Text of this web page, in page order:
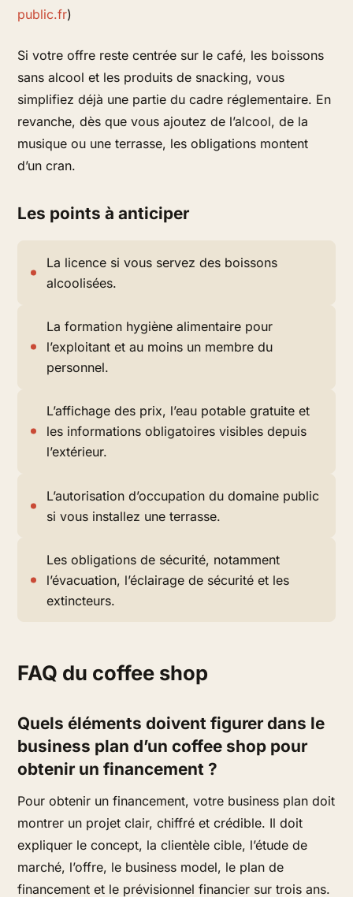
public.fr)
Si votre offre reste centrée sur le café, les boissons
sans alcool et les produits de snacking, vous
simplifiez déjà une partie du cadre réglementaire. En
revanche, dès que vous ajoutez de l’alcool, de la
musique ou une terrasse, les obligations montent
d’un cran.
Les points à anticiper
La licence si vous servez des boissons
alcoolisées.
La formation hygiène alimentaire pour
l’exploitant et au moins un membre du
personnel.
L’affichage des prix, l’eau potable gratuite et
les informations obligatoires visibles depuis
l’extérieur.
L’autorisation d’occupation du domaine public
si vous installez une terrasse.
Les obligations de sécurité, notamment
l’évacuation, l’éclairage de sécurité et les
extincteurs.
FAQ du coffee shop
Quels éléments doivent figurer dans le
business plan d’un coffee shop pour
obtenir un financement ?
Pour obtenir un financement, votre business plan doit
montrer un projet clair, chiffré et crédible. Il doit
expliquer le concept, la clientèle cible, l’étude de
marché, l’offre, le business model, le plan de
financement et le prévisionnel financier sur trois ans.